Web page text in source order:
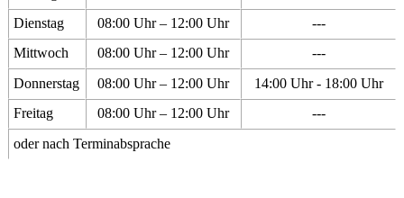
Dienstag
08:00 Uhr – 12:00 Uhr
---
Mittwoch
08:00 Uhr – 12:00 Uhr
---
Donnerstag
08:00 Uhr – 12:00 Uhr
14:00 Uhr - 18:00 Uhr
Freitag
08:00 Uhr – 12:00 Uhr
---
oder nach Terminabsprache